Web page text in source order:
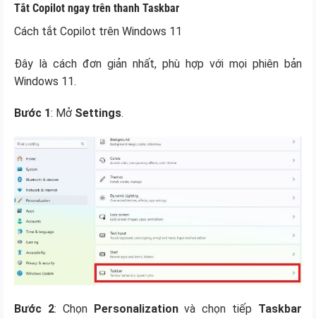
Tắt Copilot ngay trên thanh Taskbar
Cách tắt Copilot trên Windows 11
Đây là cách đơn giản nhất, phù hợp với mọi phiên bản
Windows 11.
Bước 1: Mở Settings.
Bước 2: Chọn Personalizationvà chọn tiếp Taskbar